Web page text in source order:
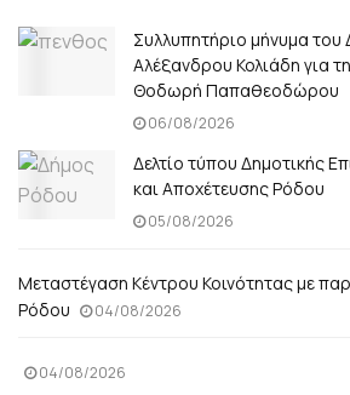
Συλλυπητήριο μήνυμα
Αλέξανδρου Κολιάδη για
Θοδωρή Παπαθεοδώρου
06/08/2026
Δελτίο τύπου Δημοτικής
και Αποχέτευσης Ρόδου
05/08/2026
Μεταστέγαση Κέντρου Κοινότητας με
Ρόδου
04/08/2026
04/08/2026